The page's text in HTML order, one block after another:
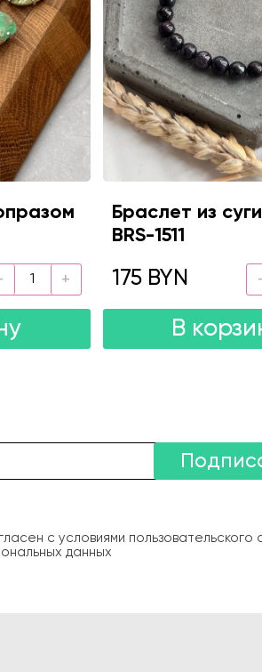
Браслет из
BRS-1511
175 BYN
В
с условиями пользовательского
данных